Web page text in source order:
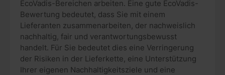
EcoVadis-Bereichen arbeiten. Eine gute EcoVadis-
Bewertung bedeutet, dass Sie mit einem
Lieferanten zusammenarbeiten, der nachweislich
nachhaltig, fair und verantwortungsbewusst
handelt. Für Sie bedeutet dies eine Verringerung
der Risiken in der Lieferkette, eine Unterstützung
Ihrer eigenen Nachhaltigkeitsziele und eine